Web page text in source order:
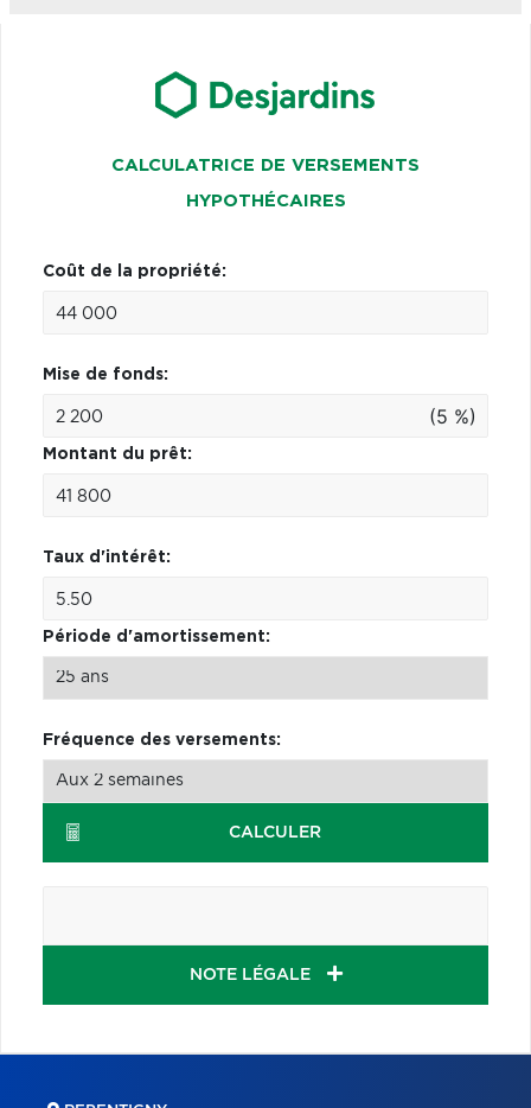
CALCULATRICE DE VERSEMENTS
HYPOTHÉCAIRES
Coût de la propriété:
Mise de fonds:
(5 %)
Montant du prêt:
Taux d'intérêt:
Période d'amortissement:
Fréquence des versements:
CALCULER
NOTE LÉGALE